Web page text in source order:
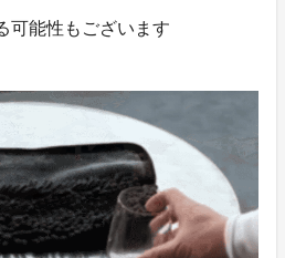
可能性もございます